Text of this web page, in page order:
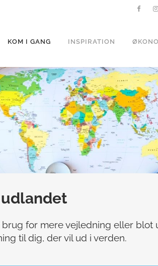
KOM I GANG INSPIRATION
for mere vejledning eller blot
til dig, der vil ud i verden.